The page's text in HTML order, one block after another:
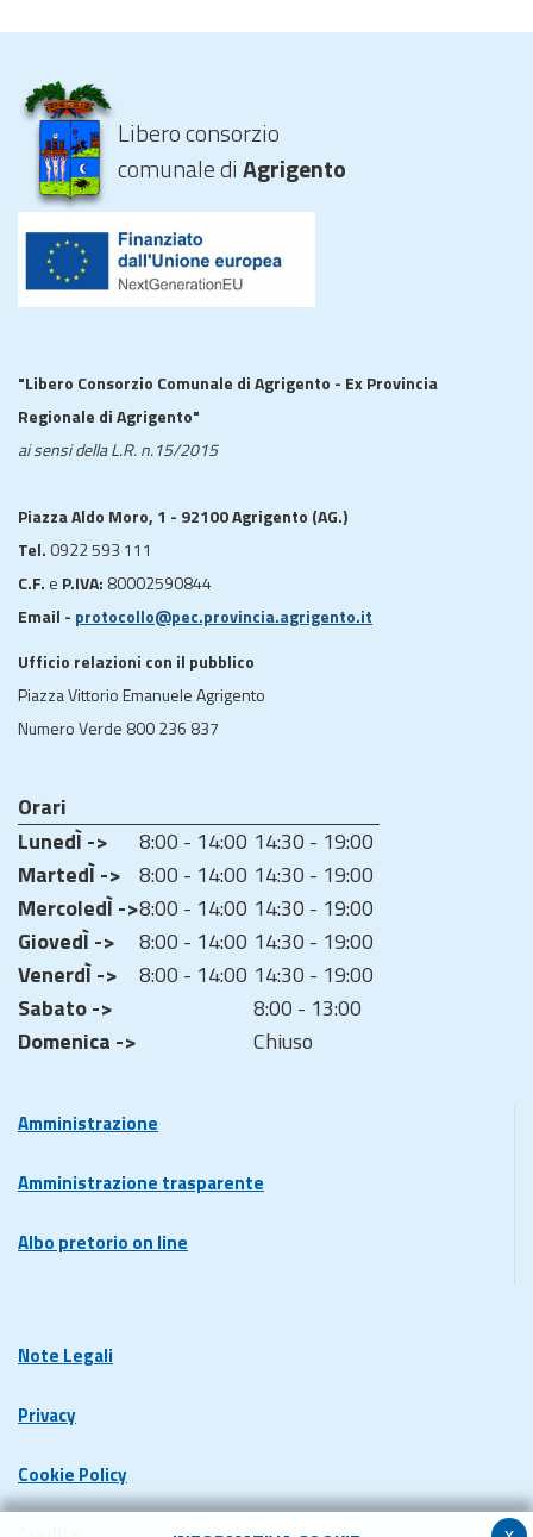
Libero consorzio
comunale diAgrigento
"Libero Consorzio Comunale di Agrigento - Ex Provincia
Regionale di Agrigento"
ai sensi della L.R. n.15/2015
Piazza Aldo Moro, 1 - 92100 Agrigento (AG.)
Tel. 0922 593 111
C.F. e P.IVA: 80002590844
Email - protocollo@pec.provincia.agrigento.it
Ufficio relazioni con il pubblico
Piazza Vittorio Emanuele Agrigento
Numero Verde 800 236 837
Orari
LunedÌ ->
8:00 - 14:00 14:30 - 19:00
MartedÌ -> 8:00 - 14:00 14:30 - 19:00
MercoledÌ ->8:00 - 14:00 14:30 - 19:00
GiovedÌ ->
8:00 - 14:00 14:30 - 19:00
VenerdÌ ->
8:00 - 14:00 14:30 - 19:00
Sabato ->
8:00 - 13:00
Domenica ->
Chiuso
Amministrazione
Amministrazione trasparente
Albo pretorio on line
Note Legali
Privacy
Cookie Policy